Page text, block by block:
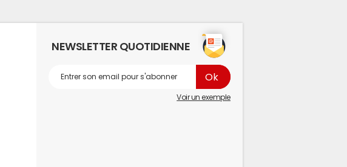
NEWSLETTER QUOTIDIENNE
Voir un exemple